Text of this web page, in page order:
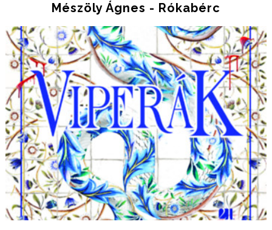
Mészöly Ágnes - Rókabérc